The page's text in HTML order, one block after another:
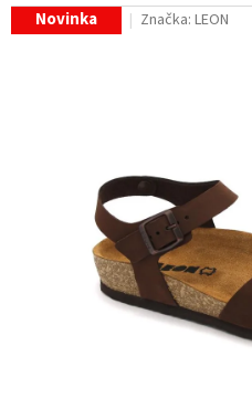
Novinka Značka: LEON